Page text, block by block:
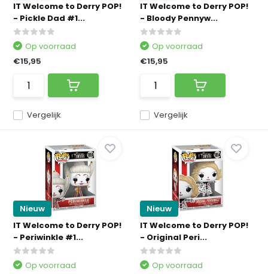
IT Welcome to Derry POP!
- Pickle Dad #1...
Vergelijk
Op voorraad
€15,95
IT Welcome to Derry POP!
- Bloody Pennyw...
Vergelijk
Op voorraad
€15,95
Nieuw
IT Welcome to Derry POP!
- Periwinkle #1...
Op voorraad
Nieuw
IT Welcome to Derry POP!
- Original Peri...
Op voorraad